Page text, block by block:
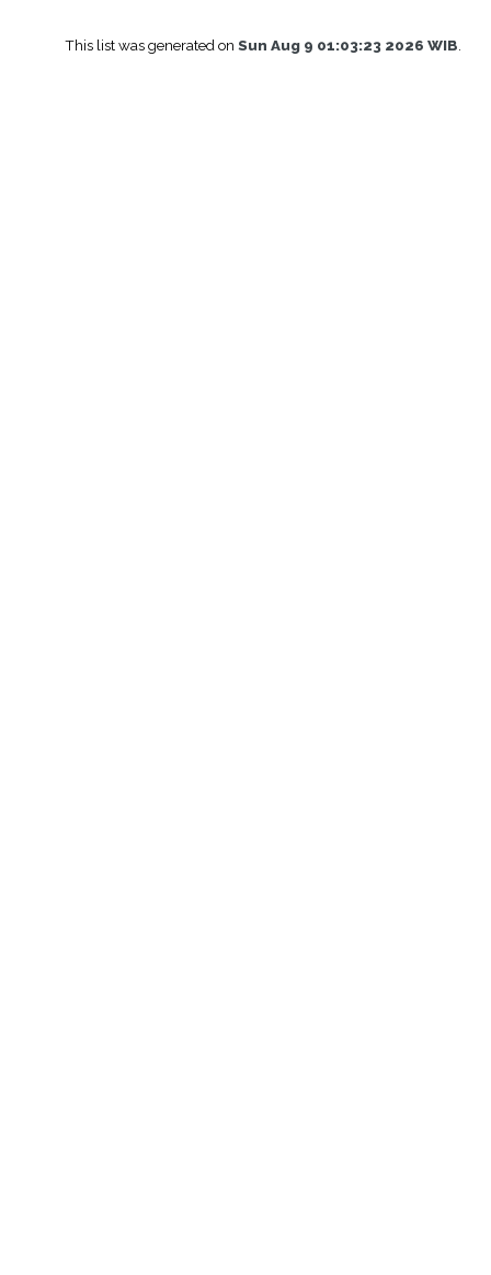
This list was generated onSun Aug 9 01:03:23 2026 WIB.